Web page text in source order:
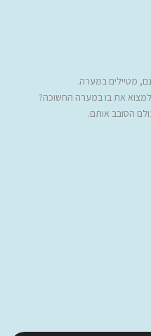
נם, מטיילים במערה.
את בו במערה החשוכה?
הסובב אותם.